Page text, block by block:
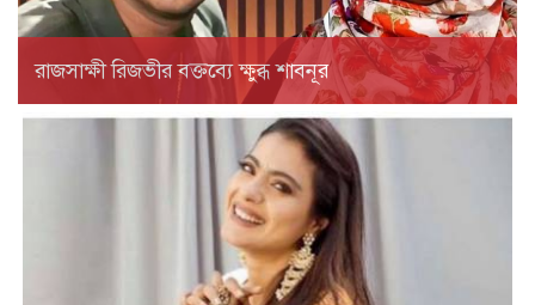
রাজসাক্ষী রিজভীর বক্তব্যে ক্ষুব্ধ শাবনূর